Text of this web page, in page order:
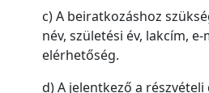
c) A beiratkozáshoz
név, születési év, lakcím,
elérhetőség.
d) A jelentkező a